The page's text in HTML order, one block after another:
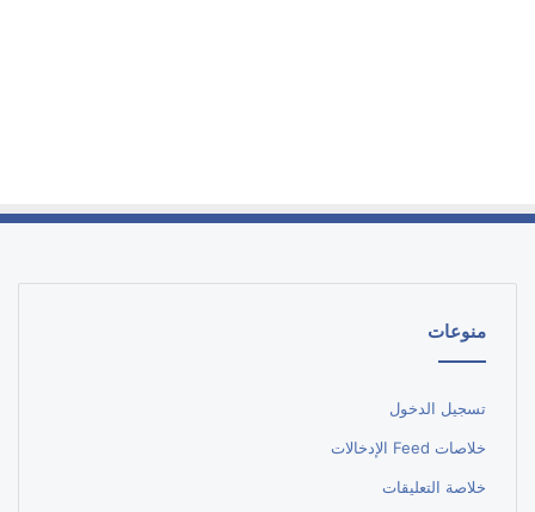
منوعات
تسجيل الدخول
خلاصات Feed الإدخالات
خلاصة التعليقات